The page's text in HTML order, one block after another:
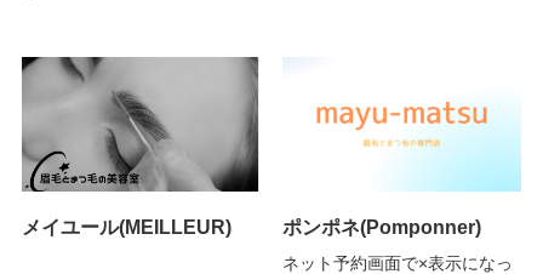
メイユール(MEILLEUR) ポンポネ(Pomponner)
ネット予約画面で×表示になっ